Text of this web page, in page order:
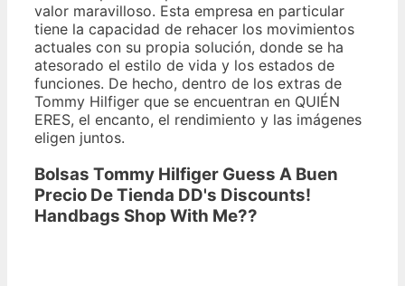
valor maravilloso. Esta empresa en particular
tiene la capacidad de rehacer los movimientos
actuales con su propia solución, donde se ha
atesorado el estilo de vida y los estados de
funciones. De hecho, dentro de los extras de
Tommy Hilfiger que se encuentran en QUIÉN
ERES, el encanto, el rendimiento y las imágenes
eligen juntos.
Bolsas Tommy Hilfiger Guess A Buen
Precio De Tienda DD's Discounts!
Handbags Shop With Me??